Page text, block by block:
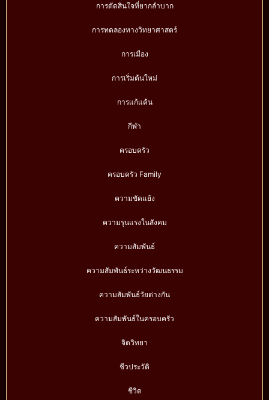
การตัดสินใจที่ยากลำบาก
การทดลองทางวิทยาศาสตร์
การเมือง
การเริ่มต้นใหม่
การแก้แค้น
กีฬา
ครอบครัว
ครอบครัว Family
ความขัดแย้ง
ความรุนแรงในสังคม
ความสัมพันธ์
ความสัมพันธ์ระหว่างวัฒนธรรม
ความสัมพันธ์วัยต่างกัน
ความสัมพันธ์ในครอบครัว
จิตวิทยา
ชีวประวัติ
ชีวิต